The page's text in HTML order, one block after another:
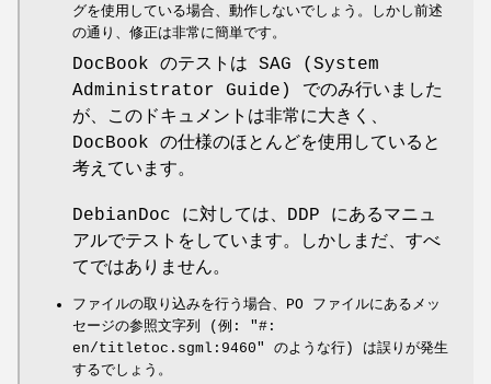
グを使用している場合、動作しないでしょう。しかし前述
の通り、修正は非常に簡単です。
DocBook のテストは SAG (System
Administrator Guide) でのみ行いました
が、このドキュメントは非常に大きく、
DocBook の仕様のほとんどを使用していると
考えています。
DebianDoc に対しては、DDP にあるマニュ
アルでテストをしています。しかしまだ、すべ
てではありません。
ファイルの取り込みを行う場合、PO ファイルにあるメッ
セージの参照文字列 (例: "#:
en/titletoc.sgml:9460"
のような行) は誤りが発生
するでしょう。